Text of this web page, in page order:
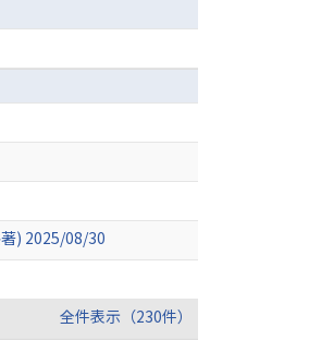
) 2025/08/30
全件表示（230件）